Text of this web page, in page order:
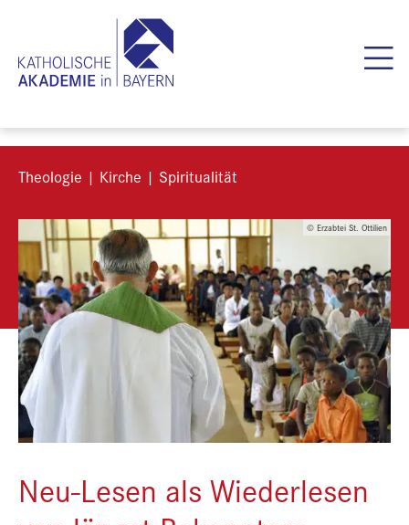
Theologie | Kirche | Spiritualität
Neu-Lesen als Wiederlesen
© Erzabtei St. Ottilien